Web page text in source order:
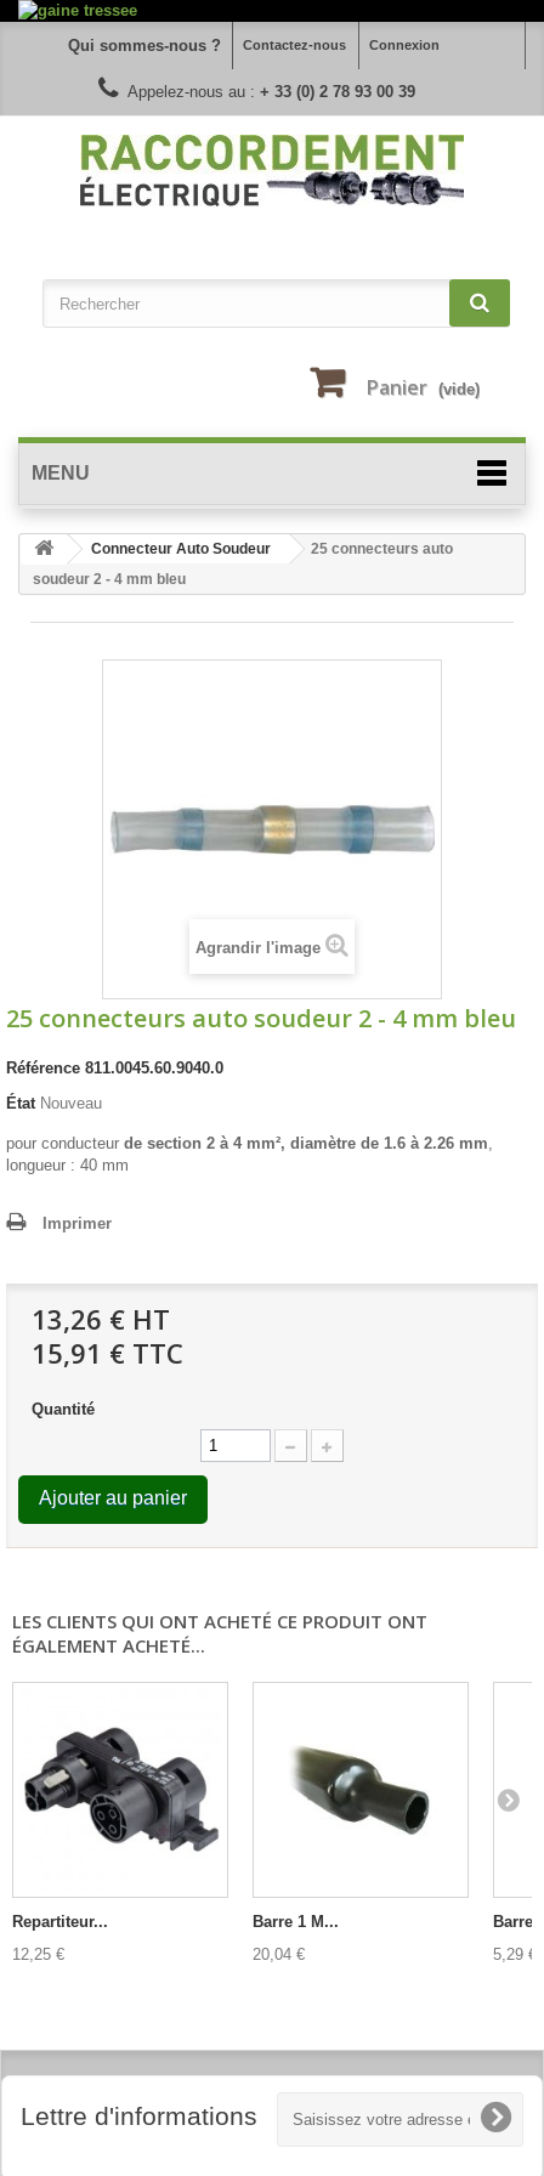
Connexion
Contactez-nous
Qui sommes-nous ?
Appelez-nous au : + 33 (0) 2 78 93 00 39
Panier (vide)
MENU
Connecteur Auto Soudeur
25 connecteurs auto
soudeur 2 - 4 mm bleu
Agrandir l'image
25 connecteurs auto soudeur 2 - 4 mm bleu
Référence 811.0045.60.9040.0
État Nouveau
pour conducteur de section 2 à 4 mm², diamètre de 1.6 à 2.26 mm,
longueur : 40 mm
Imprimer
13,26 € HT
15,91 € TTC
Quantité
Ajouter au panier
LES CLIENTS QUI ONT ACHETÉ CE PRODUIT ONT
ÉGALEMENT ACHETÉ...
Repartiteur...
12,25 €
Barre 1 M...
20,04 €
Barre
5,29 €
Lettre d'informations